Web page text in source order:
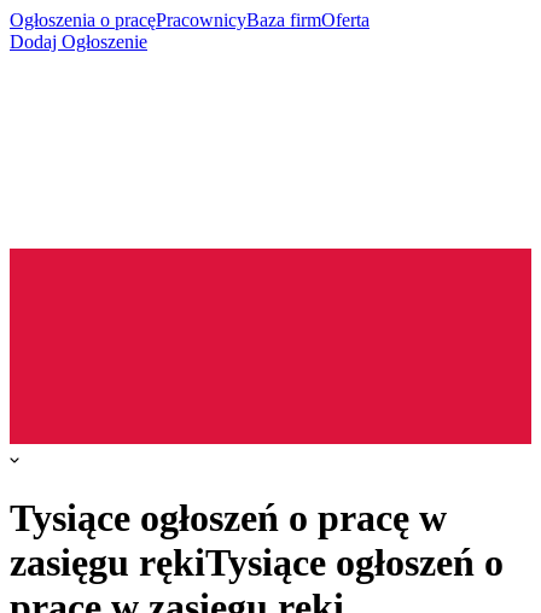
Ogłoszenia o pracęPracownicyBaza firmOferta
Dodaj Ogłoszenie
Tysiące ogłoszeń o pracę w
zasięgu rękiTysiące ogłoszeń o